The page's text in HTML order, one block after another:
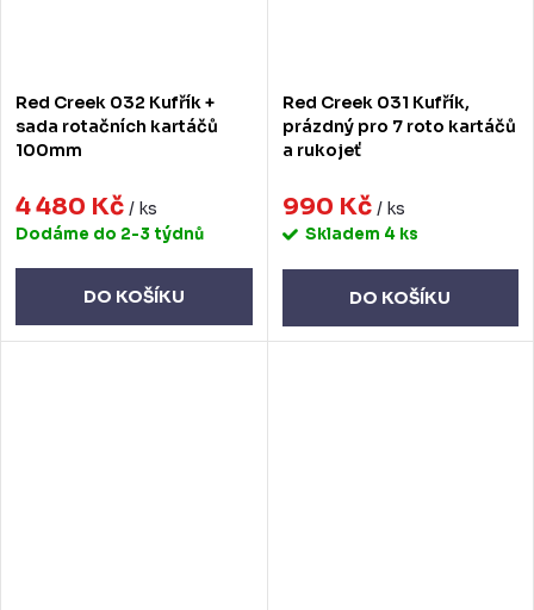
Red Creek 032 Kufřík +
sada rotačních kartáčů
100mm
4 480 Kč / ks
Dodáme do 2-3 týdnů
DO KOŠÍKU
Red Creek 031 Kufřík,
prázdný pro 7 roto kartáčů
a rukojeť
990 Kč / ks
Skladem 4 ks
DO KOŠÍKU